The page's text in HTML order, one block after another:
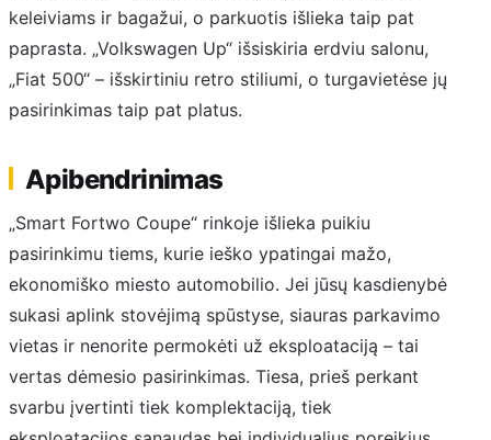
keleiviams ir bagažui, o parkuotis išlieka taip pat
paprasta. „Volkswagen Up“ išsiskiria erdviu salonu,
„Fiat 500“ – išskirtiniu retro stiliumi, o turgavietėse jų
pasirinkimas taip pat platus.
Apibendrinimas
„Smart Fortwo Coupe“ rinkoje išlieka puikiu
pasirinkimu tiems, kurie ieško ypatingai mažo,
ekonomiško miesto automobilio. Jei jūsų kasdienybė
sukasi aplink stovėjimą spūstyse, siauras parkavimo
vietas ir nenorite permokėti už eksploataciją – tai
vertas dėmesio pasirinkimas. Tiesa, prieš perkant
svarbu įvertinti tiek komplektaciją, tiek